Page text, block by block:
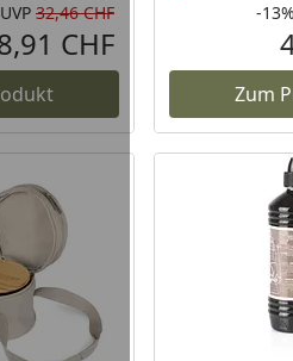
Rabatt in Prozent
Ursprünglicher
UVP 32,46 CHF
CHF
-13%
Zum